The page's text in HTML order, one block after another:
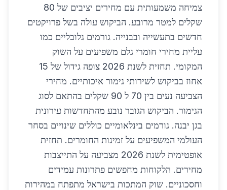
צמיחה משמעותית עם מחירים יציבים של 80
שקלים למטר מרובע. הביקוש עולה בשל פרויקטים
חדשים בתעשייה ובבנייה. גורמים גלובליים כמו
עליית מחירי חומרי גלם משפיעים על השוק
המקומי. תחזית לשנת 2026 צופה גידול של 15
אחוז בביקוש לשירותי גימור איכותיים. מחירי
הצביעה נעים בין 70 ל 90 שקלים בהתאם לסוג
הגימור. הביקוש הגובר נובע מהתחדשות עירונית
בגן יבנה. גורמים בינלאומיים כוללים שינויים בסחר
העולמי המשפיעים על זמינות החומרים. תחזית
אופטימית לשנת 2026 מצביעה על התייצבות
מחירים. הלקוחות מחפשים פתרונות עמידים
וחסכוניים. שוק המתכות בישראל מתפתח במהירות